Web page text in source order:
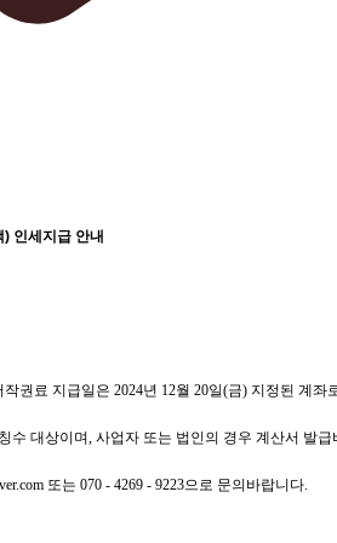
인세지급 안내
작권료 지급일은 2024년 12월 20일(금) 지정된 계좌
수 대상이며, 사업자 또는 법인의 경우 계산서 발급
또는 070 - 4269 - 9223으로 문의바랍니다